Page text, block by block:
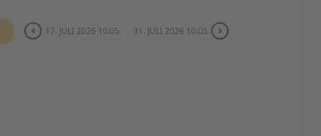
17. JULI 2026 10:05 31. JULI 2026 10:05